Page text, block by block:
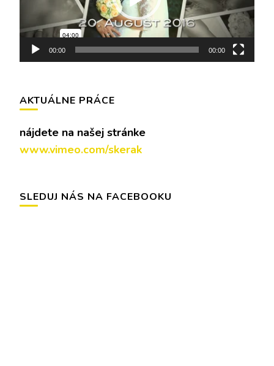
00:00 00:00
AKTUÁLNE PRÁCE
nájdete na našej stránke
www.vimeo.com/skerak
SLEDUJ NÁS NA FACEBOOKU